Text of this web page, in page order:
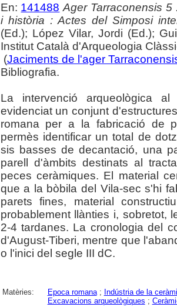
En: 141488 Ager Tarraconensis
i història : Actes del Simposi
(Ed.); López Vilar, Jordi (Ed.);
Institut Català d'Arqueologia
(Jaciments de l'ager
Bibliografia.
La intervenció arqueològica
evidenciat un conjunt
romana per a la fabricació de
permès identificar un total de
sis basses de decantació, una
parell d'àmbits destinats al
peces ceràmiques. El material
que a la bòbila del Vila-sec s'hi
parets fines, material
probablement llànties i, sobretot,
2-4 tardanes. La cronologia del
d'August-Tiberi, mentre que
o l'inici del segle III dC.
Matèries: Epoca romana; Indústria de la
Excavacions arqueològiques ;